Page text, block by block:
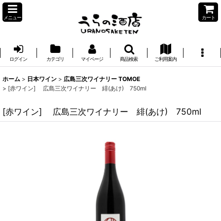
メニュー カート
ログイン カテゴリ マイページ 商品検索 ご利用案内
ホーム > 日本ワイン > 広島三次ワイナリー TOMOE
> [赤ワイン] 広島三次ワイナリー 緋(あけ) 750ml
[赤ワイン] 広島三次ワイナリー 緋(あけ) 750ml